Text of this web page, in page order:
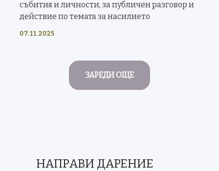
събития и личности, за публичен разговор и
действие по темата за насилието
07.11.2025
ЗАРЕДИ ОЩЕ
НАПРАВИ ДАРЕНИЕ